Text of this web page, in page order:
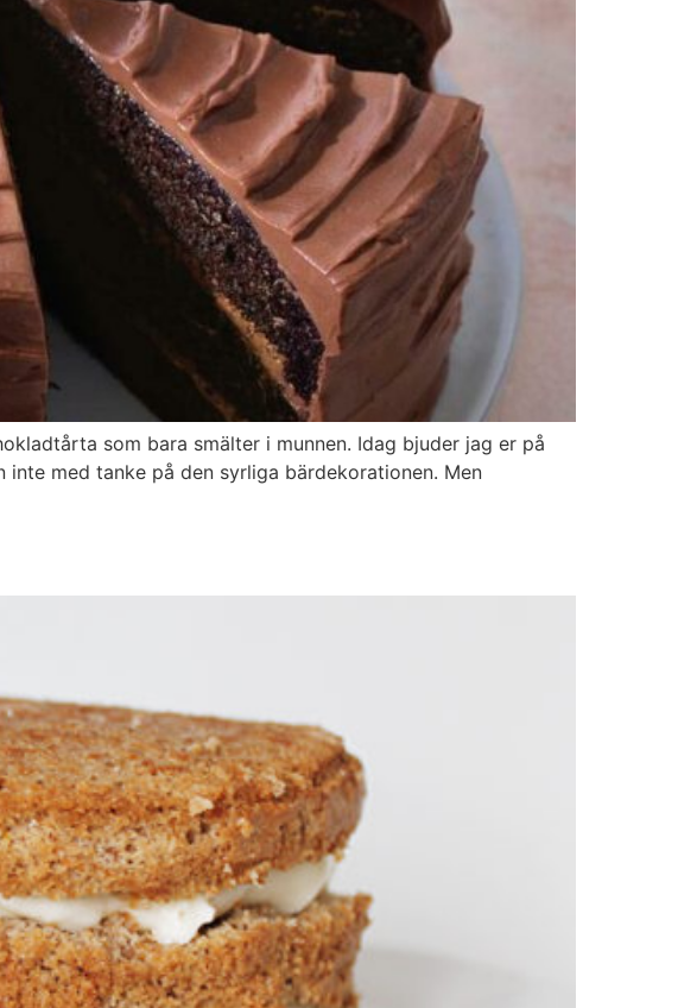
som bara smälter i munnen. Idag bjuder jag er på
med tanke på den syrliga bärdekorationen. Men